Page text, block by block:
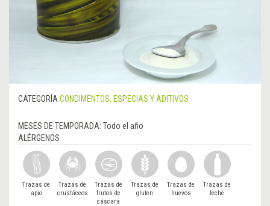
CATEGORÍA CONDIMENTOS, ESPECIAS Y ADITIVOS
MESES DE TEMPORADA: Todo el año
ALÉRGENOS
Trazas de
apio
Trazas de
crustáceos
Trazas de
frutos de
cáscara
Trazas de
gluten
Trazas de
huevos
Trazas de
leche